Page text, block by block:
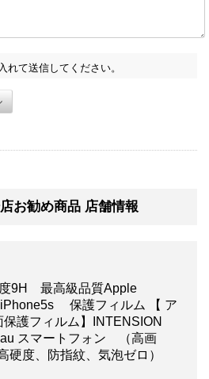
れて送信してください。
お勧め商品 店舗情報
9H 最高級品質Apple
保護フィルム 【 ア
護フィルム】INTENSION
スマートフォン （高画
硬度、防指紋、気泡ゼロ）